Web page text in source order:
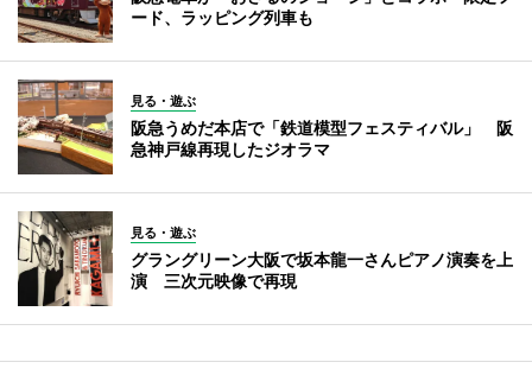
ード、ラッピング列車も
見る・遊ぶ
阪急うめだ本店で「鉄道模型フェスティバル」 阪
急神戸線再現したジオラマ
見る・遊ぶ
グラングリーン大阪で坂本龍一さんピアノ演奏を上
演 三次元映像で再現